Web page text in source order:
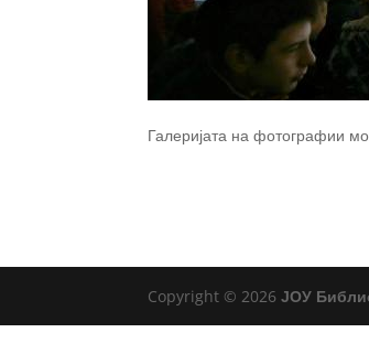
Галеријата на фотографии
Copyright © 2026ЈОУ